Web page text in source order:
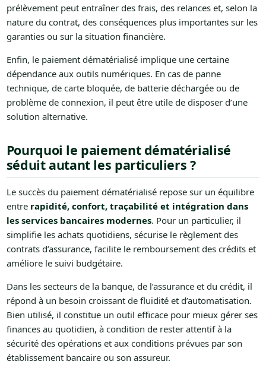
prélèvement peut entraîner des frais, des relances et, selon la
nature du contrat, des conséquences plus importantes sur les
garanties ou sur la situation financière.
Enfin, le paiement dématérialisé implique une certaine
dépendance aux outils numériques. En cas de panne
technique, de carte bloquée, de batterie déchargée ou de
problème de connexion, il peut être utile de disposer d’une
solution alternative.
Pourquoi le paiement dématérialisé
séduit autant les particuliers ?
Le succès du paiement dématérialisé repose sur un équilibre
entre rapidité, confort, traçabilité et intégration dans
les services bancaires modernes. Pour un particulier, il
simplifie les achats quotidiens, sécurise le règlement des
contrats d’assurance, facilite le remboursement des crédits et
améliore le suivi budgétaire.
Dans les secteurs de la banque, de l’assurance et du crédit, il
répond à un besoin croissant de fluidité et d’automatisation.
Bien utilisé, il constitue un outil efficace pour mieux gérer ses
finances au quotidien, à condition de rester attentif à la
sécurité des opérations et aux conditions prévues par son
établissement bancaire ou son assureur.